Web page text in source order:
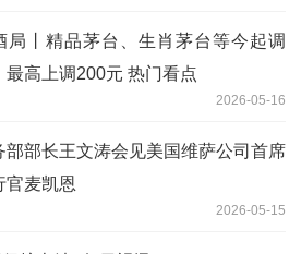
局丨精品茅台、生肖茅台等今起调
最高上调200元 热门看点
2026-05-16
部部长王文涛会见美国维萨公司首席
官麦凯恩
2026-05-15